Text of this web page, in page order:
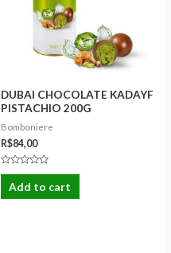
DUBAI CHOCOLATE KADAYF
PISTACHIO 200G
Bomboniere
R$84,00
Rated
out
of
Add to cart